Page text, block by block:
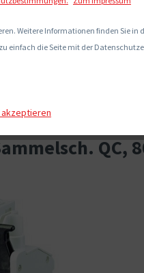
QC,
Weitere Informationen finden Sie in
einfach die Seite mit der